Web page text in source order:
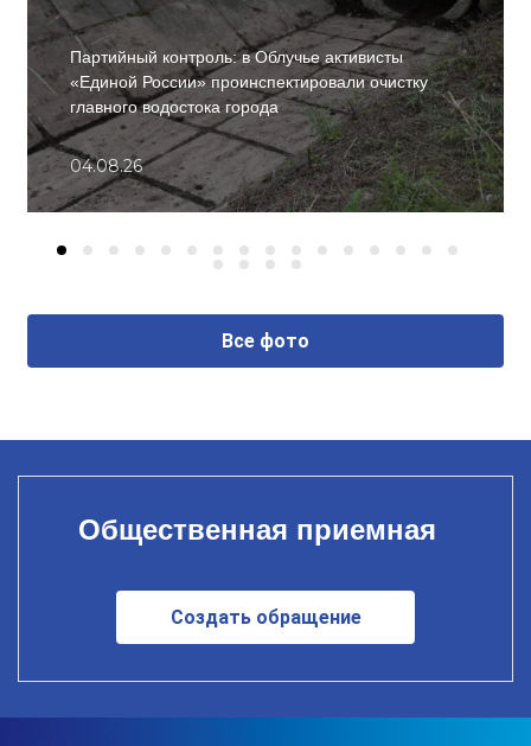
Партийный контроль: в Облучье активисты
«Единой России» проинспектировали очистку
главного водостока города
04.08.26
Все фото
Общественная приемная
Создать обращение